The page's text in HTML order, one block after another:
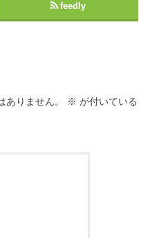
feedly
ありません。 ※ が付いている